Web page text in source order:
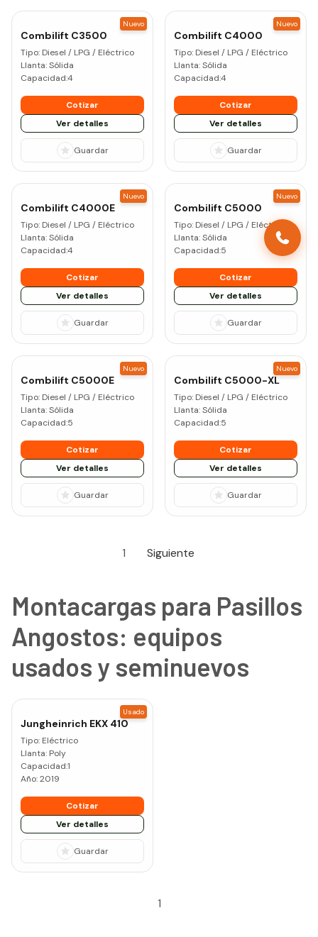
Combilift C3500
Tipo: Diesel / LPG / Eléctrico
Llanta:Sólida
Capacidad:4
Cotizar
Ver detalles
Guardar
Nuevo
Combilift C4000
Tipo: Diesel / LPG / Eléctrico
Llanta:Sólida
Capacidad:4
Cotizar
Ver detalles
Guardar
Nuevo
Combilift C4000E
Tipo: Diesel / LPG / Eléctrico
Llanta:Sólida
Capacidad:4
Cotizar
Ver detalles
Guardar
Nuevo
Combilift C5000
Tipo: Diesel / LPG / Eléctrico
Llanta:Sólida
Capacidad:5
Cotizar
Ver detalles
Guardar
Nuevo
Combilift C5000E
Tipo: Diesel / LPG / Eléctrico
Llanta:Sólida
Capacidad:5
Cotizar
Ver detalles
Guardar
Nuevo
Combilift C5000-XL
Tipo: Diesel / LPG / Eléctrico
Llanta:Sólida
Capacidad:5
Cotizar
Ver detalles
Guardar
Nuevo
1 Siguiente
Montacargas para Pasillos
Angostos: equipos
usados y seminuevos
Jungheinrich EKX 410
Tipo: Eléctrico
Llanta: Poly
Capacidad:1
Año:2019
Cotizar
Ver detalles
Guardar
Usado
1